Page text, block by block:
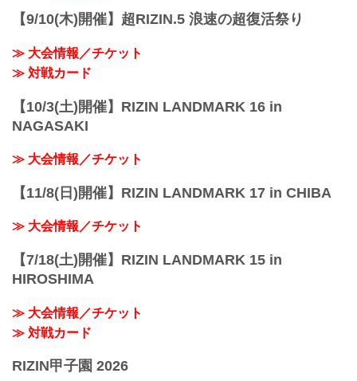
【9/10(木)開催】超RIZIN.5 浪速の超復活祭り
≫ 大会情報／チケット
≫ 対戦カード
【10/3(土)開催】RIZIN LANDMARK 16 in
NAGASAKI
≫ 大会情報／チケット
【11/8(日)開催】RIZIN LANDMARK 17 in CHIBA
≫ 大会情報／チケット
【7/18(土)開催】RIZIN LANDMARK 15 in
HIROSHIMA
≫ 大会情報／チケット
≫ 対戦カード
RIZIN甲子園 2026